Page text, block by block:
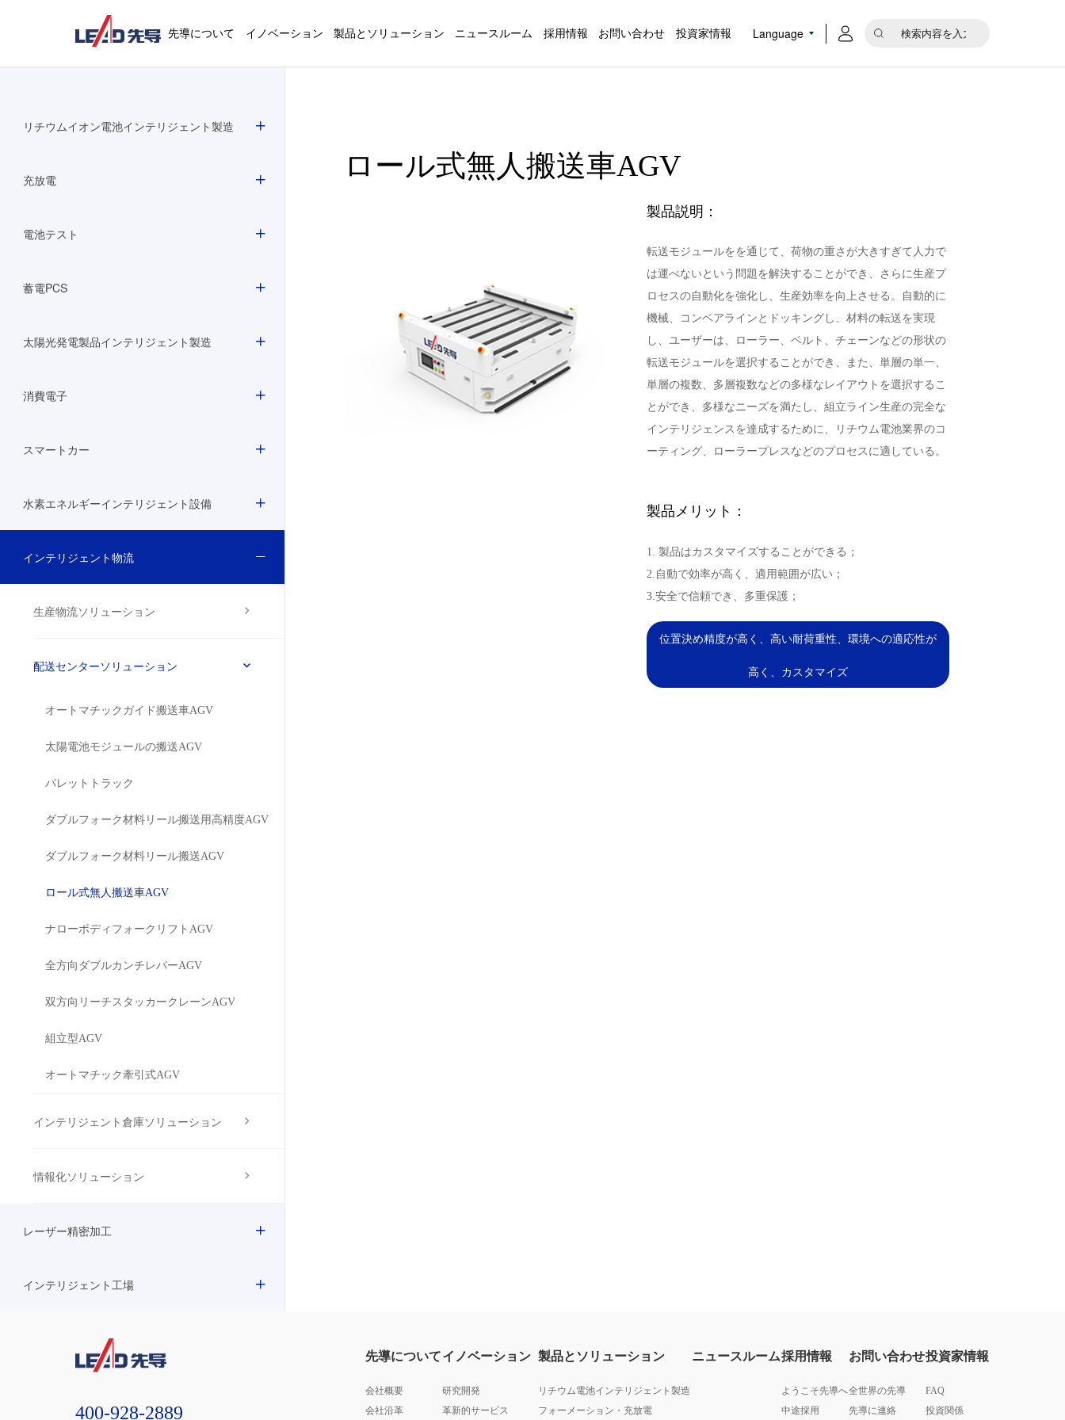
先導について イノベーション 製品とソリューション ニュースルーム 採用情報 お問い合わせ 投資家情報 Language
リチウムイオン電池インテリジェント製造
充放電
電池テスト
蓄電PCS
太陽光発電製品インテリジェント製造
消費電子
スマートカー
水素エネルギーインテリジェント設備
インテリジェント物流
生産物流ソリューション
配送センターソリューション
オートマチックガイド搬送車AGV
太陽電池モジュールの搬送AGV
パレットトラック
ダブルフォーク材料リール搬送用高精度AGV
ダブルフォーク材料リール搬送AGV
ロール式無人搬送車AGV
ナローボディフォークリフトAGV
全方向ダブルカンチレバーAGV
双方向リーチスタッカークレーンAGV
組立型AGV
オートマチック牽引式AGV
インテリジェント倉庫ソリューション
情報化ソリューション
レーザー精密加工
インテリジェント工場
ロール式無人搬送車AGV
製品説明：
転送モジュールをを通じて、荷物の重さが大きすぎて人力で
は運べないという問題を解決することができ、さらに生産プ
ロセスの自動化を強化し、生産効率を向上させる。自動的に
機械、コンベアラインとドッキングし、材料の転送を実現
し、ユーザーは、ローラー、ベルト、チェーンなどの形状の
転送モジュールを選択することができ、また、単層の単一、
単層の複数、多層複数などの多様なレイアウトを選択するこ
とができ、多様なニーズを満たし、組立ライン生産の完全な
インテリジェンスを達成するために、リチウム電池業界のコ
ーティング、ローラープレスなどのプロセスに適している。
製品メリット：
1. 製品はカスタマイズすることができる；
2.自動で効率が高く、適用範囲が広い；
3.安全で信頼でき、多重保護；
位置決め精度が高く、高い耐荷重性、環境への適応性が
高く、カスタマイズ
400-928-2889
先導について
会社概要
会社沿革
イノベーション
研究開発
革新的サービス
製品とソリューション
リチウム電池インテリジェント製造
フォーメーション・充放電
ニュースルーム採用情報
ようこそ先導へ
中途採用
お問い合わせ
全世界の先導
先導に連絡
投資家情報
FAQ
投資関係